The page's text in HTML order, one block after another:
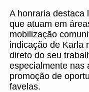
A honraria destaca
que atuam em
mobilização
indicação de Karla
direto do seu
especialmente nas
promoção de
favelas.